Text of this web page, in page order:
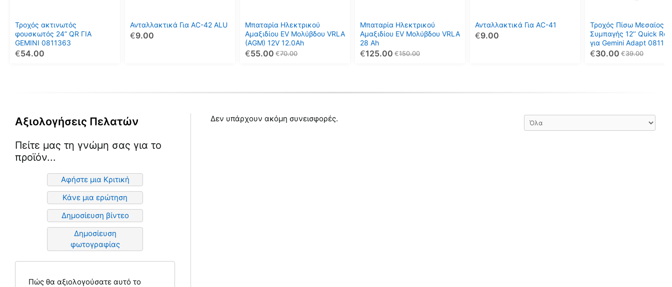
Τροχός ακτινωτός
φουσκωτός 24” QR ΓΙΑ
GEMINI 0811363
54.00
€
Ανταλλακτικά Για AC-42 ALU
9.00
€
μπορούν
να
Μπαταρία Ηλεκτρικού
Αμαξιδίου EV Μολύβδου VRLA
(AGM) 12V 12.0Ah
70.00
€
55.00
€
Μπαταρία Ηλεκτρικού
Αμαξιδίου EV Μολύβδου VRLA
28 Ah
150.00
€
125.00
€
Ανταλλακτικά Για AC-41
9.00
€
μπορούν
να
Τροχός Πίσω Μεσαίος
Συμπαγής 12’’ Quick
για Gemini Adapt
39.00
€
30.00
€
Αξιολογήσεις Πελατών
Πείτε μας τη γνώμη σας για το
προϊόν...
Αφήστε μια Κριτική
Κάνε μια ερώτηση
Δημοσίευση βίντεο
Δημοσίευση
φωτογραφίας
Πώς θα αξιολογούσατε αυτό το
Δεν υπάρχουν ακόμη συνεισφορές.